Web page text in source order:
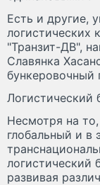
Есть и другие,
логистических
"Транзит-ДВ",
Славянка
бункеровочный
Логистический
Несмотря на
глобальный и в
логистический
развивая